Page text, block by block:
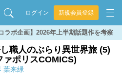
ログイン 新規会員登録
ラボ企画】2026年上半期話題作を考察
職人のぶらり異世界旅 (5)
ァポリスCOMICS)
葉来緑